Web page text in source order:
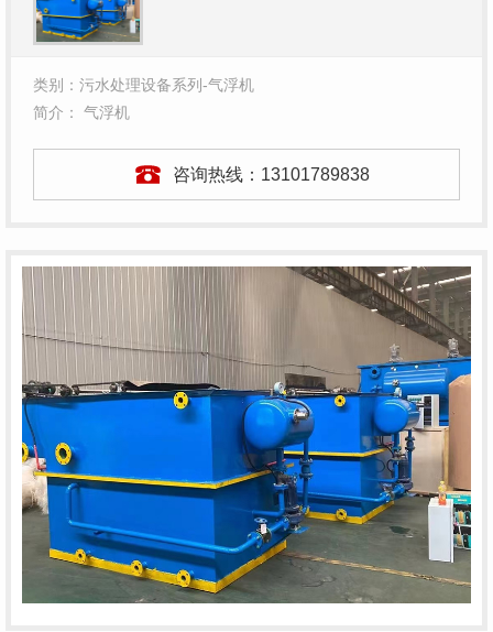
类别：污水处理设备系列-气浮机
简介： 气浮机
咨询热线： 13101789838